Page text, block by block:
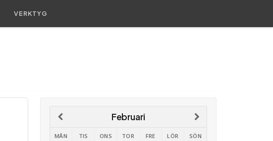
VERKTYG
Februari
MÅN TIS ONS TOR FRE LÖR SÖN